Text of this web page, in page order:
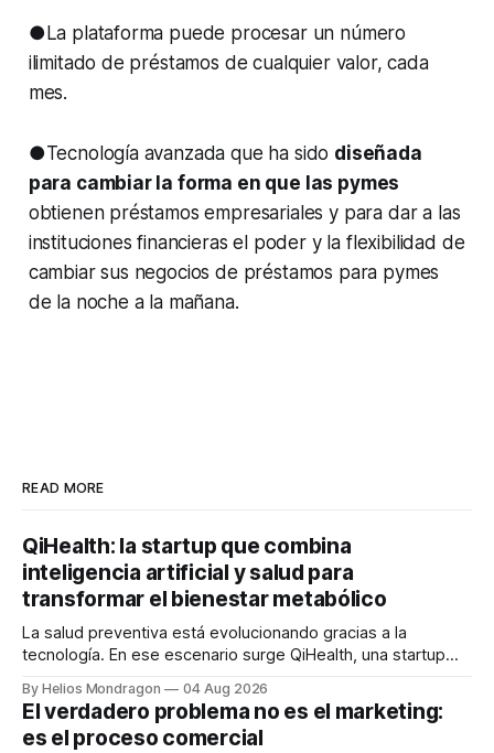
●La plataforma puede procesar un número
ilimitado de préstamos de cualquier valor, cada
mes.
●Tecnología avanzada que ha sido diseñada
para cambiar la forma en que las pymes
obtienen préstamos empresariales y para dar a las
instituciones financieras el poder y la flexibilidad de
cambiar sus negocios de préstamos para pymes
de la noche a la mañana.
READ MORE
QiHealth: la startup que combina
inteligencia artificial y salud para
transformar el bienestar metabólico
La salud preventiva está evolucionando gracias a la
tecnología. En ese escenario surge QiHealth, una startup
dispositivos inteligentes, inteligencia artificial y monitoreo
en tiempo real para ayudar a las personas a tomar mejores
decisiones sobre su salud metabólica. Su propuesta busca
By Helios Mondragon 04 Aug 2026
El verdadero problema no es el marketing:
es el proceso comercial